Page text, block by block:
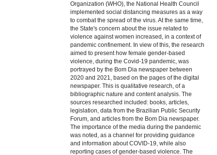
Organization (WHO), the National Health Council
implemented social distancing measures as a way
to combat the spread of the virus. At the same time,
the State's concern about the issue related to
violence against women increased, in a context of
pandemic confinement. In view of this, the research
aimed to present how female gender-based
violence, during the Covid-19 pandemic, was
portrayed by the Bom Dia newspaper between
2020 and 2021, based on the pages of the digital
newspaper. This is qualitative research, of a
bibliographic nature and content analysis. The
sources researched included: books, articles,
legislation, data from the Brazilian Public Security
Forum, and articles from the Bom Dia newspaper.
The importance of the media during the pandemic
was noted, as a channel for providing guidance
and information about COVID-19, while also
reporting cases of gender-based violence. The